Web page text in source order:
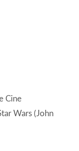
Cine
Wars (John